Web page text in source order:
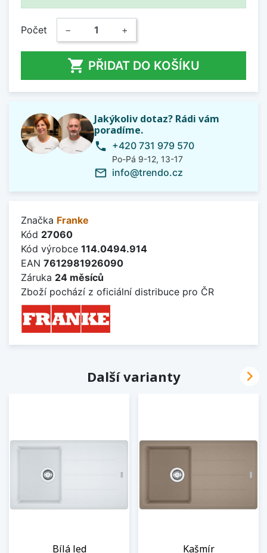
Počet − +
 PŘIDAT DO KOŠÍKU
Jakýkoliv dotaz? Rádi vám
poradíme.
phone +420 731 979 570
Po-Pá 9-12, 13-17
mail_outline info@trendo.cz
Značka Franke
Kód 27060
Kód výrobce 114.0494.914
EAN 7612981926090
Záruka 24 měsíců
Zboží pochází z oficiální distribuce pro ČR
Další varianty
Bílá led Kašmír
